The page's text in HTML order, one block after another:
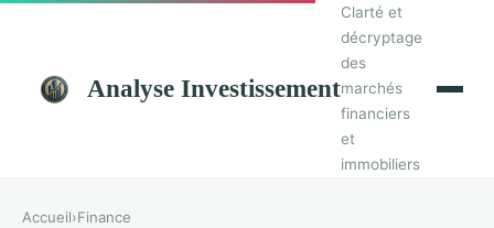
Analyse Investissement
Clarté et
décryptage
des
marchés
financiers
et
immobiliers
Accueil›Finance